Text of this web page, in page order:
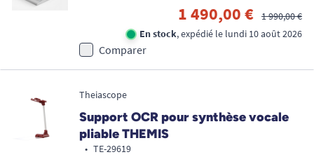
1 490,00 €
1 990,00 €
En stock, expédié le lundi 10 août 2026
Comparer
Theiascope
Support OCR pour synthèse vocale
pliable THEMIS
• TE-29619